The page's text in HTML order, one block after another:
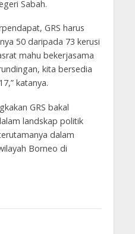
Sabah.
GRS harus
50 daripada 73 kerusi
mahu bekerjasama
kita bersedia
katanya.
GRS bakal
landskap politik
dalam
Borneo di